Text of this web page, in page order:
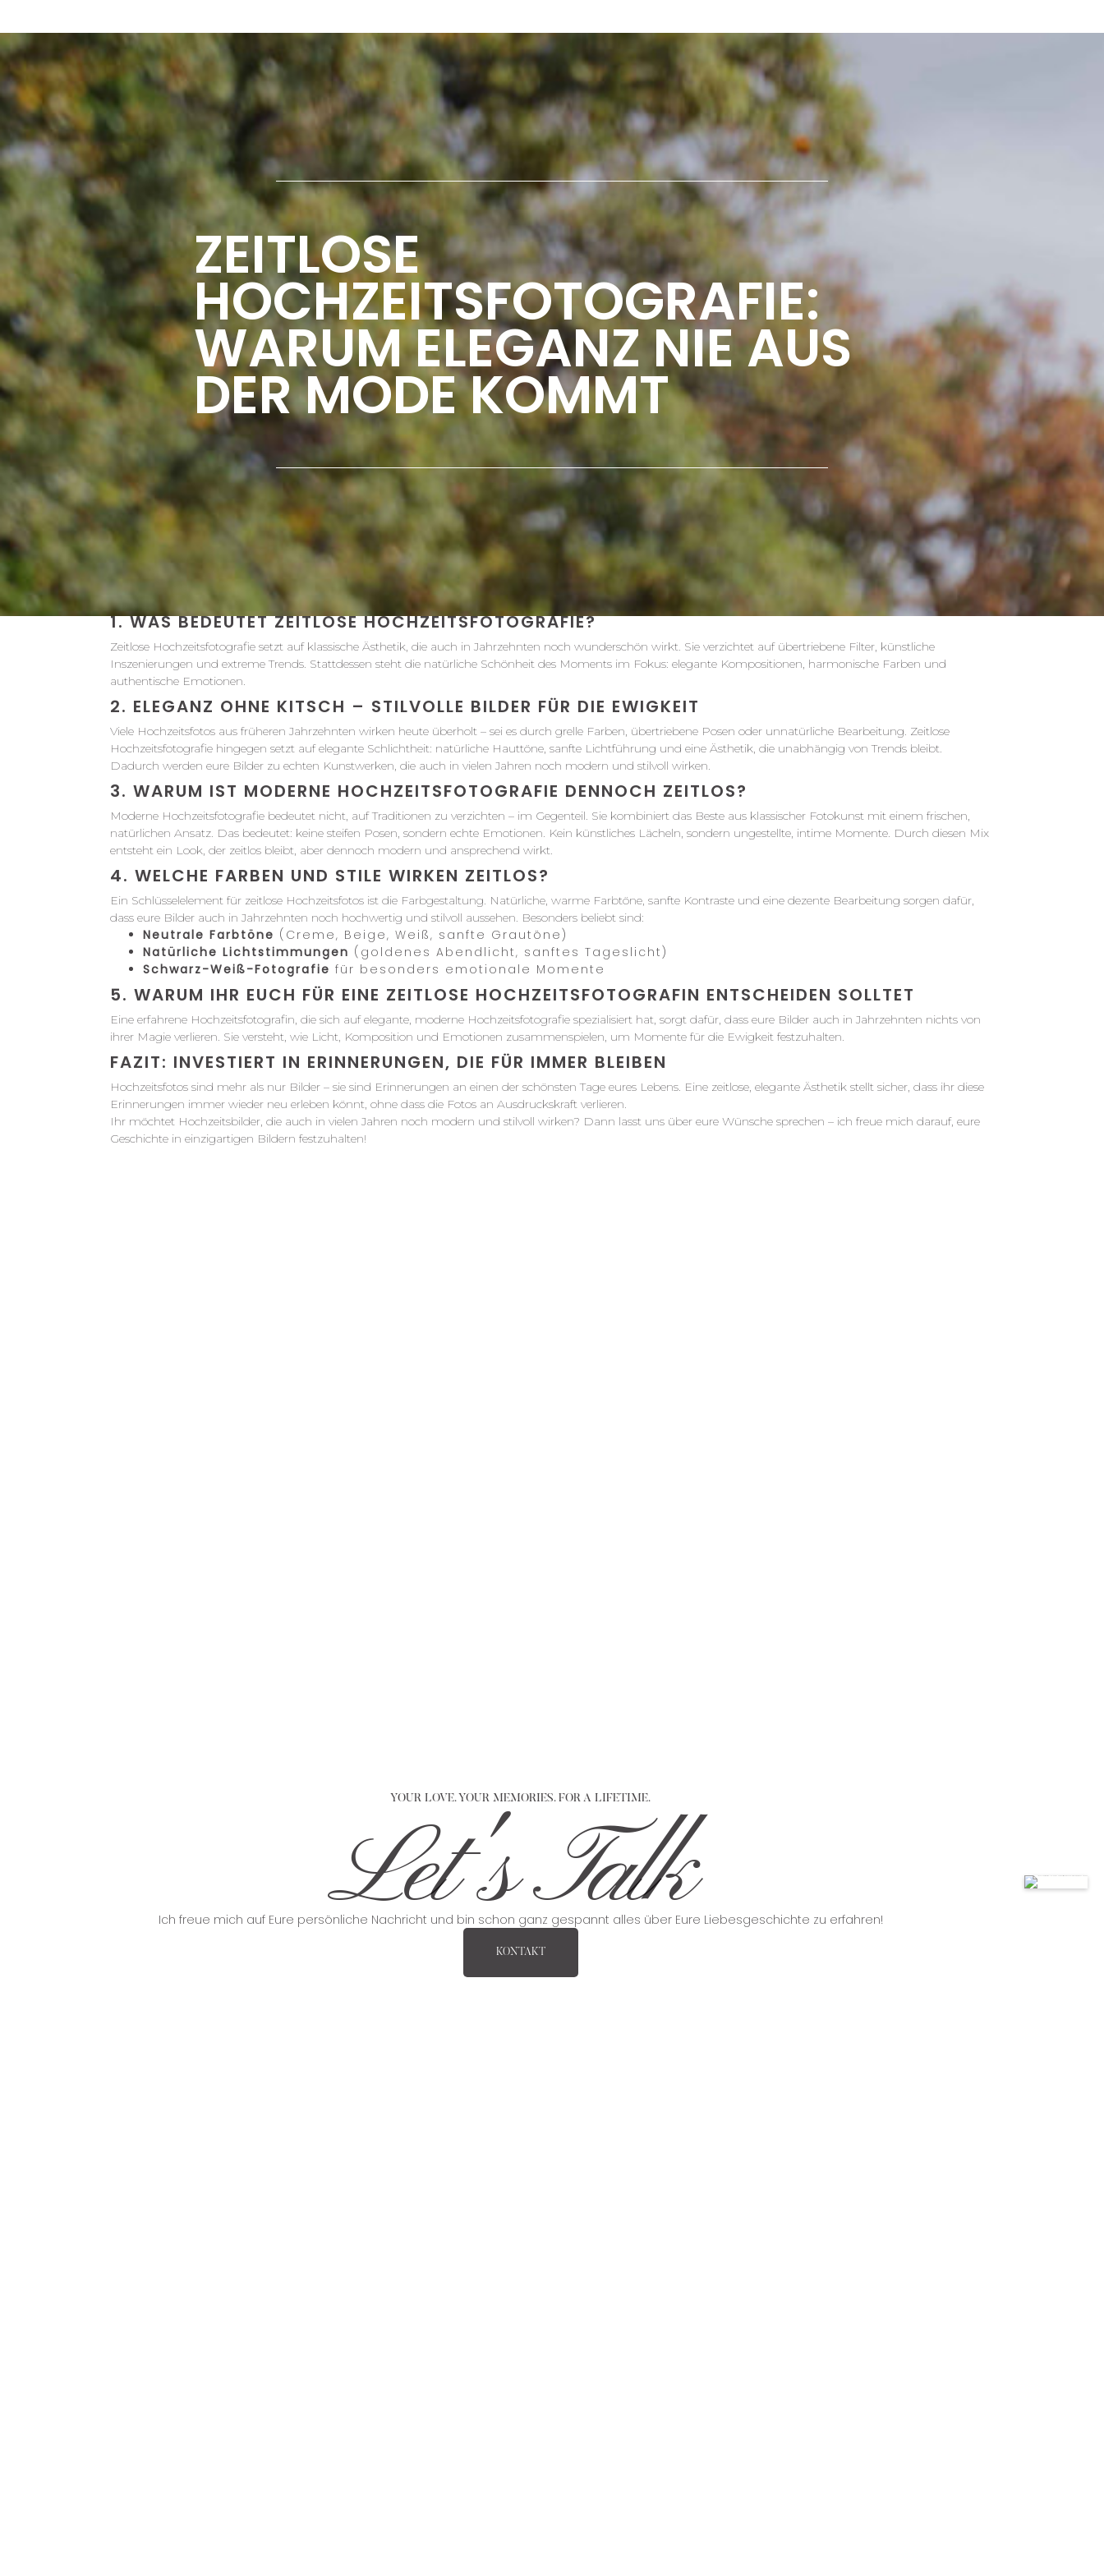
ZEITLOSE
HOCHZEITSFOTOGRAFIE:
WARUM ELEGANZ NIE AUS
DER MODE KOMMT
1. WAS BEDEUTET ZEITLOSE HOCHZEITSFOTOGRAFIE?
Zeitlose Hochzeitsfotografie setzt auf klassische Ästhetik, die auch in Jahrzehnten noch wunderschön wirkt. Sie verzichtet auf übertriebene Filter, künstliche
Inszenierungen und extreme Trends. Stattdessen steht die natürliche Schönheit des Moments im Fokus: elegante Kompositionen, harmonische Farben und
authentische Emotionen.
2. ELEGANZ OHNE KITSCH – STILVOLLE BILDER FÜR DIE EWIGKEIT
Viele Hochzeitsfotos aus früheren Jahrzehnten wirken heute überholt – sei es durch grelle Farben, übertriebene Posen oder unnatürliche Bearbeitung. Zeitlose
Hochzeitsfotografie hingegen setzt auf elegante Schlichtheit: natürliche Hauttöne, sanfte Lichtführung und eine Ästhetik, die unabhängig von Trends bleibt.
Dadurch werden eure Bilder zu echten Kunstwerken, die auch in vielen Jahren noch modern und stilvoll wirken.
3. WARUM IST MODERNE HOCHZEITSFOTOGRAFIE DENNOCH ZEITLOS?
Moderne Hochzeitsfotografie bedeutet nicht, auf Traditionen zu verzichten – im Gegenteil. Sie kombiniert das Beste aus klassischer Fotokunst mit einem frischen,
natürlichen Ansatz. Das bedeutet: keine steifen Posen, sondern echte Emotionen. Kein künstliches Lächeln, sondern ungestellte, intime Momente. Durch diesen Mix
entsteht ein Look, der zeitlos bleibt, aber dennoch modern und ansprechend wirkt.
4. WELCHE FARBEN UND STILE WIRKEN ZEITLOS?
Ein Schlüsselelement für zeitlose Hochzeitsfotos ist die Farbgestaltung. Natürliche, warme Farbtöne, sanfte Kontraste und eine dezente Bearbeitung sorgen dafür,
dass eure Bilder auch in Jahrzehnten noch hochwertig und stilvoll aussehen. Besonders beliebt sind:
Neutrale Farbtöne (Creme, Beige, Weiß, sanfte Grautöne)
Natürliche Lichtstimmungen (goldenes Abendlicht, sanftes Tageslicht)
Schwarz-Weiß-Fotografie für besonders emotionale Momente
5. WARUM IHR EUCH FÜR EINE ZEITLOSE HOCHZEITSFOTOGRAFIN ENTSCHEIDEN SOLLTET
Eine erfahrene Hochzeitsfotografin, die sich auf elegante, moderne Hochzeitsfotografie spezialisiert hat, sorgt dafür, dass eure Bilder auch in Jahrzehnten nichts von
ihrer Magie verlieren. Sie versteht, wie Licht, Komposition und Emotionen zusammenspielen, um Momente für die Ewigkeit festzuhalten.
FAZIT: INVESTIERT IN ERINNERUNGEN, DIE FÜR IMMER BLEIBEN
Hochzeitsfotos sind mehr als nur Bilder – sie sind Erinnerungen an einen der schönsten Tage eures Lebens. Eine zeitlose, elegante Ästhetik stellt sicher, dass ihr diese
Erinnerungen immer wieder neu erleben könnt, ohne dass die Fotos an Ausdruckskraft verlieren.
Ihr möchtet Hochzeitsbilder, die auch in vielen Jahren noch modern und stilvoll wirken? Dann lasst uns über eure Wünsche sprechen – ich freue mich darauf, eure
Geschichte in einzigartigen Bildern festzuhalten!
YOUR LOVE. YOUR MEMORIES. FOR A LIFETIME.
Let's Talk
Ich freue mich auf Eure persönliche Nachricht und bin schon ganz gespannt alles über Eure Liebesgeschichte zu erfahren!
KONTAKT